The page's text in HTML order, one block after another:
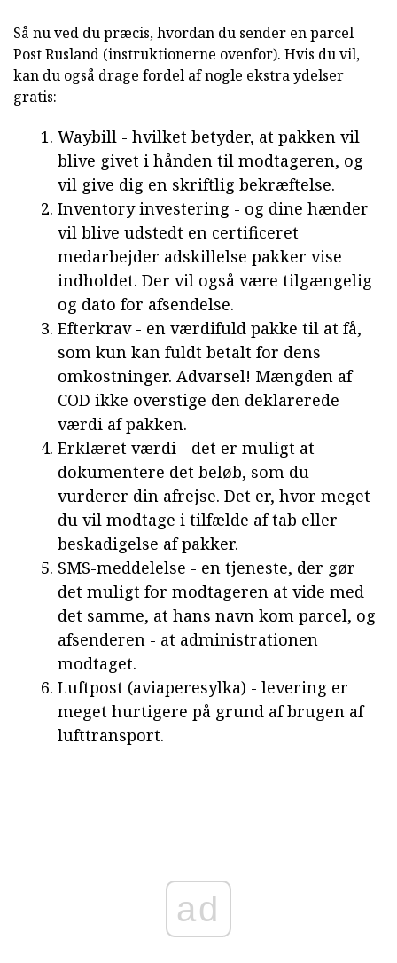
Så nu ved du præcis, hvordan du sender en parcel
Post Rusland (instruktionerne ovenfor). Hvis du vil,
kan du også drage fordel af nogle ekstra ydelser
gratis:
Waybill - hvilket betyder, at pakken vil
blive givet i hånden til modtageren, og
vil give dig en skriftlig bekræftelse.
Inventory investering - og dine hænder
vil blive udstedt en certificeret
medarbejder adskillelse pakker vise
indholdet. Der vil også være tilgængelig
og dato for afsendelse.
Efterkrav - en værdifuld pakke til at få,
som kun kan fuldt betalt for dens
omkostninger. Advarsel! Mængden af
COD ikke overstige den deklarerede
værdi af pakken.
Erklæret værdi - det er muligt at
dokumentere det beløb, som du
vurderer din afrejse. Det er, hvor meget
du vil modtage i tilfælde af tab eller
beskadigelse af pakker.
SMS-meddelelse - en tjeneste, der gør
det muligt for modtageren at vide med
det samme, at hans navn kom parcel, og
afsenderen - at administrationen
modtaget.
Luftpost (aviaperesylka) - levering er
meget hurtigere på grund af brugen af
lufttransport.
ad